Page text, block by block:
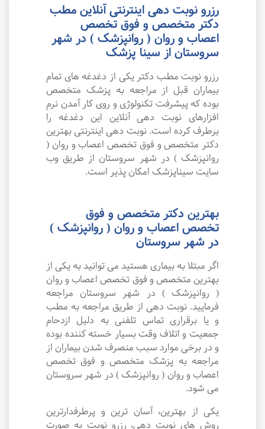
رزرو نوبت دهی اینترنتی آنلاین مطب
دکتر متخصص و فوق تخصص
اعصاب و روان ( روانپزشک ) در شهر
سروستان از سینا پزشک
رزرو نوبت مطب دکتر یکی از دغدغه های تمام
بیماران قبل از مراجعه به پزشک متخصص
بوده که پیشرفت تکنولوژی و روی کار آمدن نرم
افزارهای نوبت دهی آنلاین این دغدغه را
برطرف کرده است. نوبت دهی اینترنتی بهترین
دکتر متخصص و فوق تخصص اعصاب و روان (
روانپزشک ) در شهر سروستان از طریق وب
سایت سیناپزشک امکان پذیر است.
بهترین دکتر متخصص و فوق
تخصص اعصاب و روان ( روانپزشک )
در شهر سروستان
اگر مبتلا به بیماری هستید می توانید به یکی از
بهترین متخصص و فوق تخصص اعصاب و روان
( روانپزشک ) در شهر سروستان مراجعه
فرمایید. نوبت دهی از طریق مراجعه به مطب
و یا برقراری تماس تلفنی به دلیل ازدحام
جمعیت و اتلاف وقت بسیار خسته کننده بوده
و در برخی موارد سبب منصرف شدن بیماران از
مراجعه به پزشک متخصص و فوق تخصص
اعصاب و روان ( روانپزشک ) در شهر سروستان
می شود.
یکی از بهترین، آسان ترین و پرطرفدارترین
روش های نوبت دهی، رزرو نوبت به صورت